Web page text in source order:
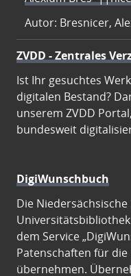
Autor: Bresnicer,
ZVDD - Zentrales
Ist Ihr gesuchtes
digitalen Bestand?
unserem ZVDD
bundesweit
DigiWunschbuch
Die
dem Service
Patenschaften für
übernehmen.